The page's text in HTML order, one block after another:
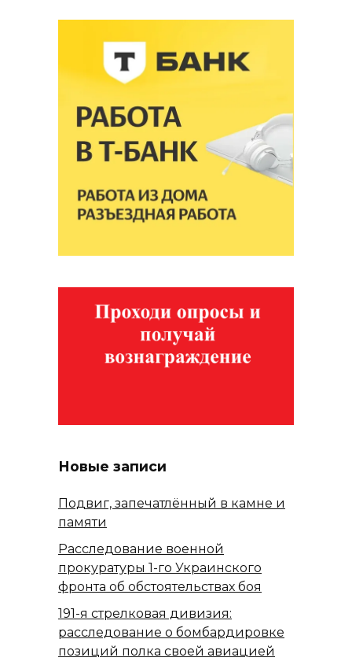
Новые записи
Подвиг, запечатлённый в камне и
памяти
Расследование военной
прокуратуры 1-го Украинского
фронта об обстоятельствах боя
191-я стрелковая дивизия:
расследование о бомбардировке
позиций полка своей авиацией